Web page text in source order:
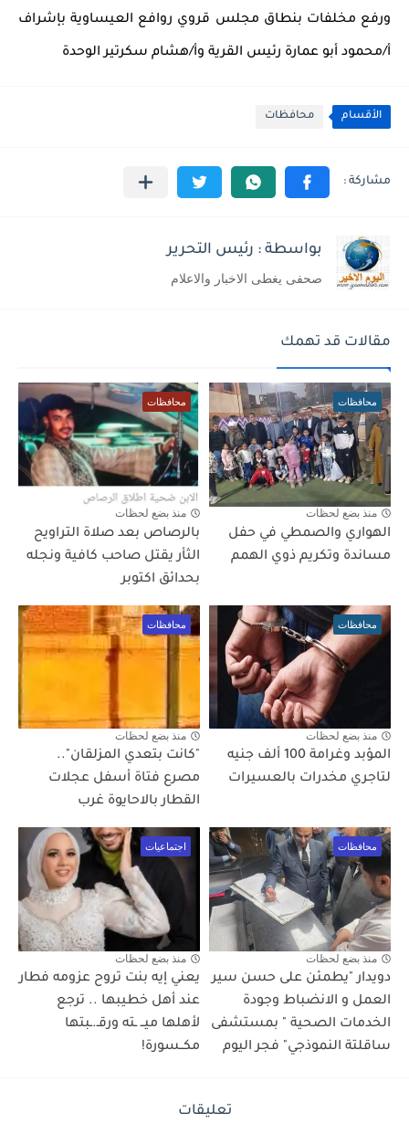
أ/محمود أبو عمارة رئيس القرية وأ/هشام سكرتير الوحدة
الأقسام محافظات
بواسطة : رئيس التحرير
صحفى يغطى الاخبار والاعلام
مقالات قد تهمك
محافظات
منذ بضع لحظات
الهواري والصمطي في حفل
مساندة وتكريم ذوي الهمم
محافظات
منذ بضع لحظات
بالرصاص بعد صلاة التراويح
الثأر يقتل صاحب كافية ونجله
بحدائق اكتوبر
محافظات
منذ بضع لحظات
المؤبد وغرامة 100 ألف جنيه
لتاجري مخدرات بالعسيرات
محافظات
منذ بضع لحظات
"كانت بتعدي المزلقان"..
مصرع فتاة أسفل عجلات
القطار بالاحايوة غرب
محافظات
منذ بضع لحظات
دويدار "يطمئن على حسن سير
العمل و الانضباط وجودة
الخدمات الصحية " بمستشفى
ساقلتة النموذجي" فجر اليوم
اجتماعيات
منذ بضع لحظات
يعني إيه بنت تروح عزومه فطار
عند أهل خطيبها .. ترجع
لأهلها ميــ ـته ورقـ.ـبتها
مكــسورة!
تعليقات